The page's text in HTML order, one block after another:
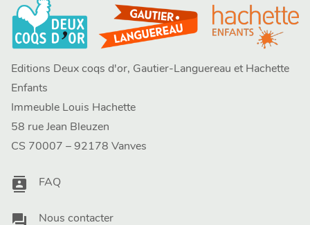
Editions Deux coqs d'or, Gautier-Languereau et Hachette
Enfants
Immeuble Louis Hachette
58 rue Jean Bleuzen
CS 70007 – 92178 Vanves
contacts FAQ
question_answer Nous contacter